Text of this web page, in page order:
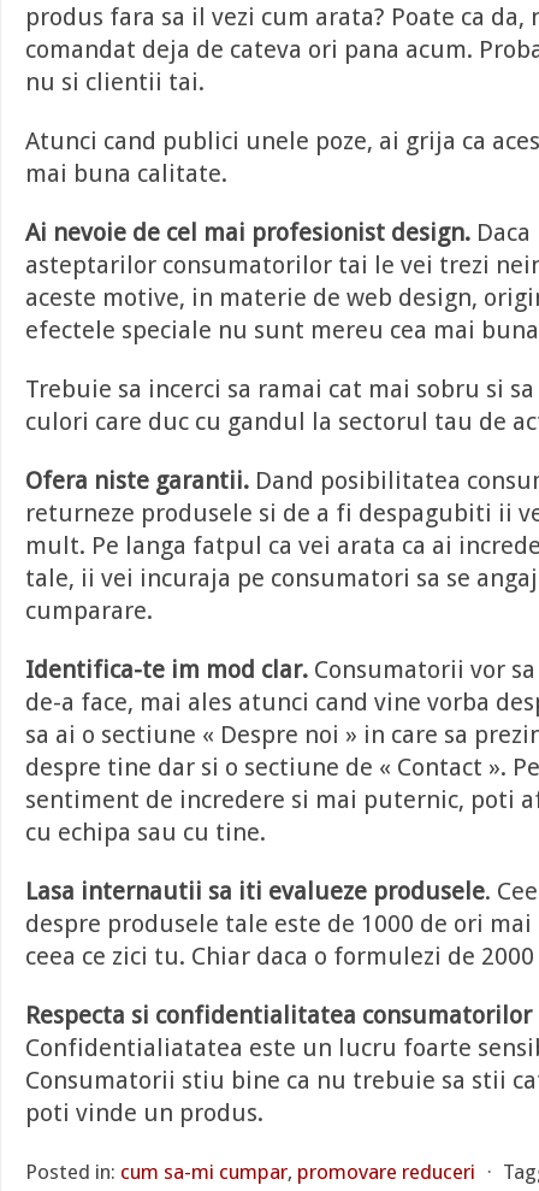
produs fara sa il vezi cum arata? Poate ca da,
comandat deja de cateva ori pana acum.
nu si clientii tai.
Atunci cand publici unele poze, ai grija ca
mai buna calitate.
Ai nevoie de cel mai profesionist design.
asteptarilor consumatorilor tai le vei trezi
aceste motive, in materie de web design,
efectele speciale nu sunt mereu cea mai
Trebuie sa incerci sa ramai cat mai sobru si
culori care duc cu gandul la sectorul tau de
Ofera niste garantii. Dand posibilitatea
returneze produsele si de a fi despagubiti ii
mult. Pe langa fatpul ca vei arata ca ai
tale, ii vei incuraja pe consumatori sa se
cumparare.
Identifica-te im mod clar. Consumatorii vor
de-a face, mai ales atunci cand vine vorba
sa ai o sectiune « Despre noi » in care sa
despre tine dar si o sectiune de « Contact ».
sentiment de incredere si mai puternic, poti
cu echipa sau cu tine.
Lasa internautii sa iti evalueze produsele.
despre produsele tale este de 1000 de ori
ceea ce zici tu. Chiar daca o formulezi de
Respecta si confidentialitatea consumatorilor
Confidentialiatatea este un lucru foarte
Consumatorii stiu bine ca nu trebuie sa stii
poti vinde un produs.
Posted in: cum sa-mi cumpar, promovare reduceri ⋅